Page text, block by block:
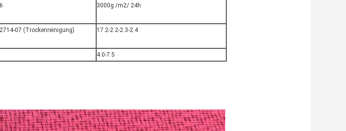
3000g /m2/ 24h
07 (Trockenreinigung) 17.2-2.2-2.3-2.4
4.0-7.5